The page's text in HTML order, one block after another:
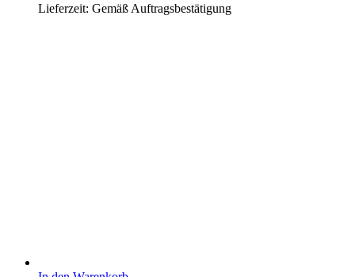
Lieferzeit: Gemäß Auftragsbestätigung